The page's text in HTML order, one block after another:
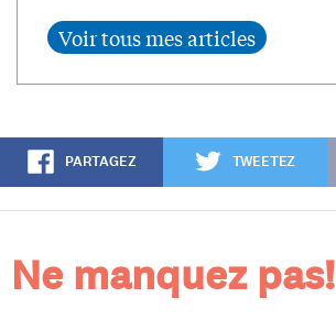
PARTAGEZ TWEETEZ
Ne manquez pas!